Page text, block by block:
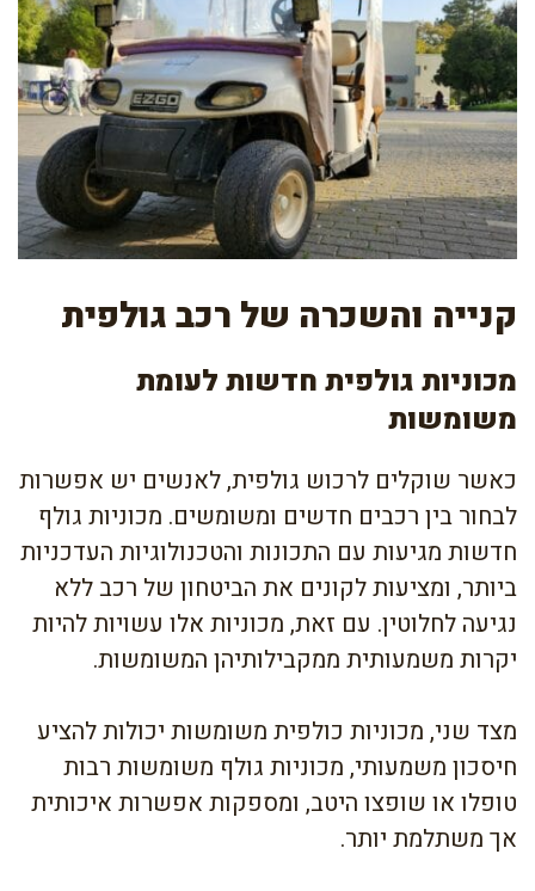
קנייה והשכרה של רכב גולפית
מכוניות גולפית חדשות לעומת
משומשות
כאשר שוקלים לרכוש גולפית, לאנשים יש אפשרות
לבחור בין רכבים חדשים ומשומשים. מכוניות גולף
חדשות מגיעות עם התכונות והטכנולוגיות העדכניות
ביותר, ומציעות לקונים את הביטחון של רכב ללא
נגיעה לחלוטין. עם זאת, מכוניות אלו עשויות להיות
יקרות משמעותית ממקבילותיהן המשומשות.
מצד שני, מכוניות כולפית משומשות יכולות להציע
חיסכון משמעותי, מכוניות גולף משומשות רבות
טופלו או שופצו היטב, ומספקות אפשרות איכותית
אך משתלמת יותר.